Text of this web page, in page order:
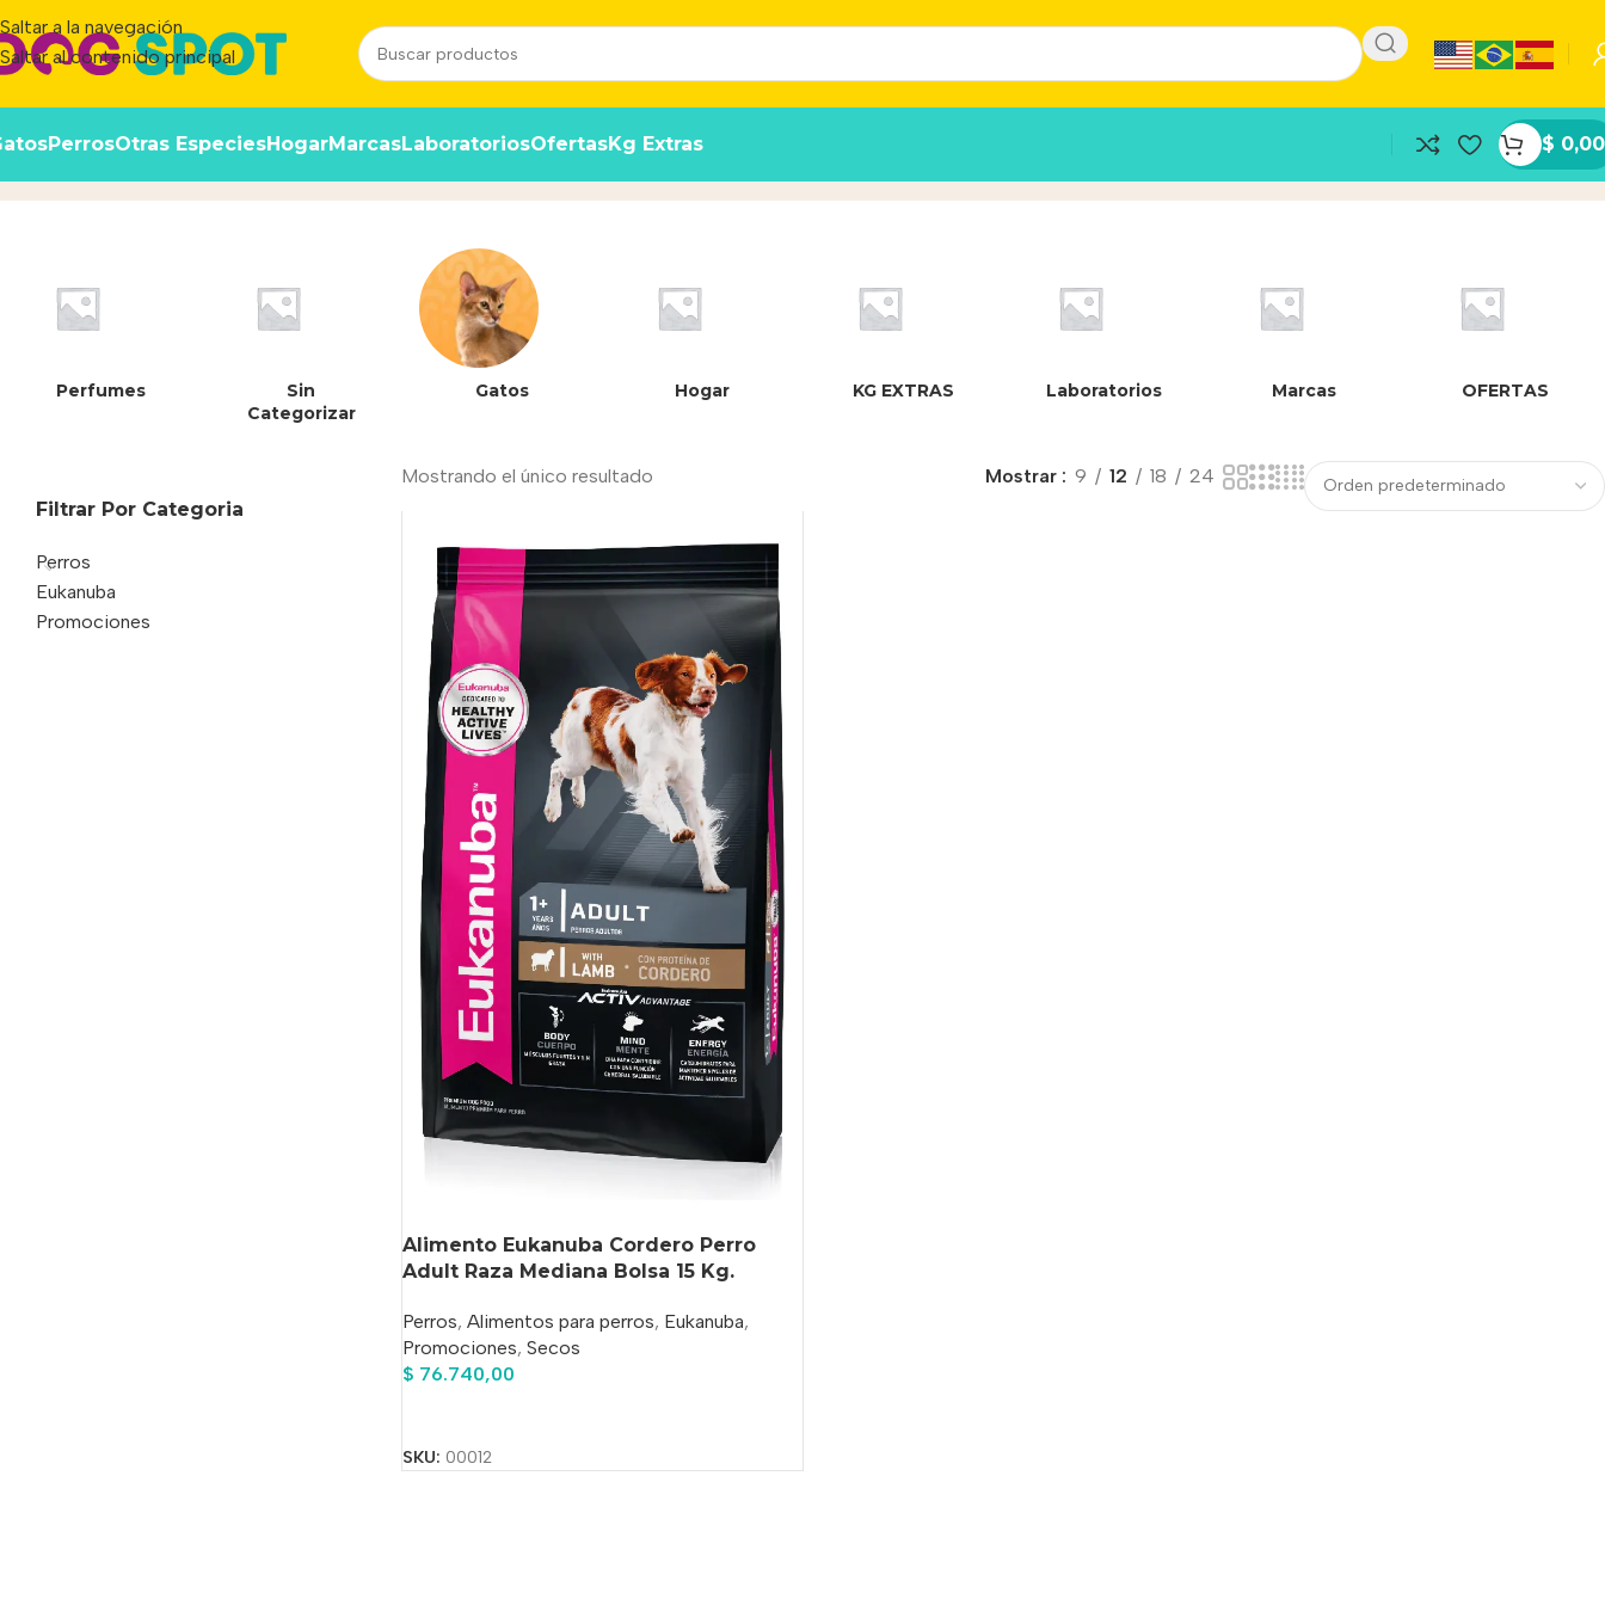
Saltar a la navegación
Saltar al contenido principal
PerrosOtras EspeciesHogarMarcasLaboratoriosOfertasKg Extras $ 0,00
Perro Adulto
Perfumes
Sin
Categorizar
Gatos Hogar KG EXTRAS Laboratorios Marcas OFERTAS
Filtrar Por Categoria
Perros
Eukanuba
Promociones
Mostrando el único resultado Mostrar 9 12 18 24
Alimento Eukanuba Cordero Perro
Adult Raza Mediana Bolsa 15 Kg.
Perros, Alimentos para perros, Eukanuba,
Promociones, Secos
$ 76.740,00
SKU: 00012